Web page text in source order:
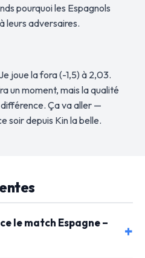
pourquoi les Espagnols
leurs adversaires.
joue la fora (-1,5) à 2,03.
un moment, mais la qualité
Ça va aller —
soir depuis Kin la belle.
le match Espagne –